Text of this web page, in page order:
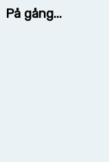
På gång...